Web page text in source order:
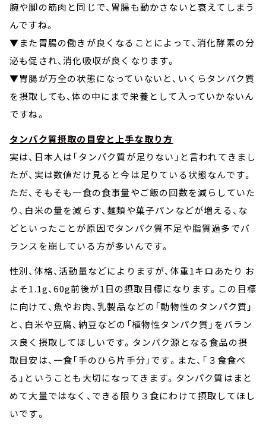
腕や脚の筋肉と同じで、胃腸も動かさないと衰えてしまう
んですね。
▼また胃腸の働きが良くなることによって、消化酵素の分
泌も促され、消化吸収が良くなります。
▼胃腸が万全の状態になっていないと、いくらタンパク質
を摂取しても、体の中にまで栄養として入っていかないん
ですね。
タンパク質摂取の目安と上手な取り方
実は、日本人は「タンパク質が足りない」と言われてきまし
たが、実は数値だけ見ると今は足りている状態なんです。
ただ、そもそも一食の食事量やご飯の回数を減らしていた
り、白米の量を減らす、麺類や菓子パンなどが増える、な
どといったことが原因でタンパク質不足や脂質過多でバ
ランスを崩している方が多いんです。
性別、体格、活動量などによりますが、体重1キロあたり お
よそ1.1g、60g前後が1日の摂取目標になります。この目標
に向けて、魚やお肉、乳製品などの「動物性のタンパク質」
と、白米や豆腐、納豆などの「植物性タンパク質」をバラン
ス良く摂取してほしいです。タンパク源となる食品の摂
取目安は、一食「手のひら片手分」です。また、「３食食べ
る」ということも大切になってきます。タンパク質はまと
めて大量ではなく、できる限り３食にわけて摂取してほし
いです。